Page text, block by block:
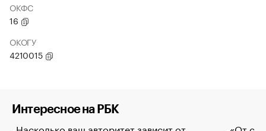
ОКФС
16
ОКОГУ
4210015
Интересное на РБК